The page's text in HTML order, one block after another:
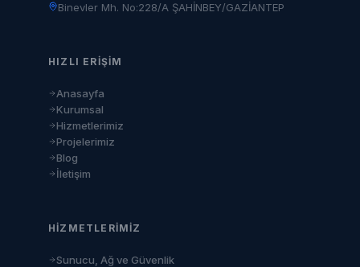
Binevler Mh. No:228/A ŞAHİNBEY/GAZİANTEP
HIZLI ERIŞIM
Anasayfa
Kurumsal
Hizmetlerimiz
Projelerimiz
Blog
İletişim
HIZMETLERIMIZ
Sunucu, Ağ ve Güvenlik